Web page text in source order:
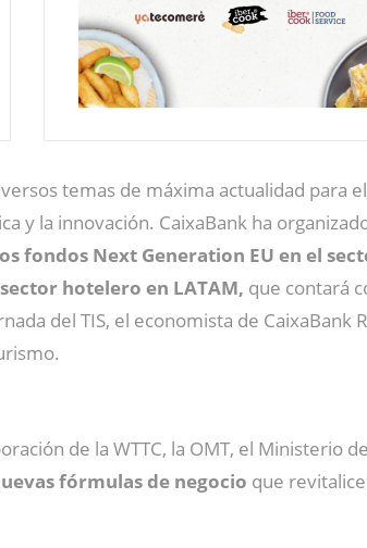
temas de máxima actualidad para
y la innovación. CaixaBank ha
fondos Next Generation EU en el
hotelero en LATAM, que contará
del TIS, el economista de
de la WTTC, la OMT, el
fórmulas de negocio que